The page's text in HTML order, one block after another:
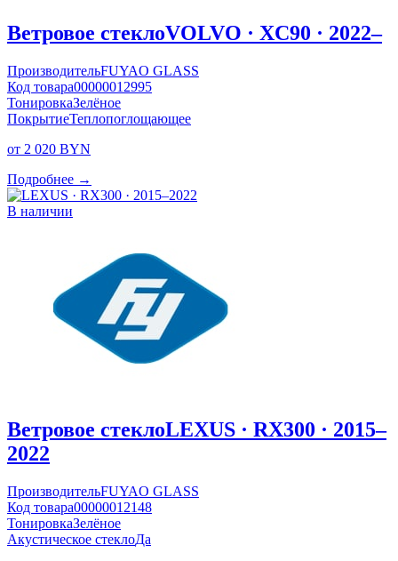
Ветровое стеклоVOLVO · XC90 · 2022–
ПроизводительFUYAO GLASS
Код товара00000012995
ТонировкаЗелёное
ПокрытиеТеплопоглощающее
от 2 020 BYN
Подробнее →
В наличии
Ветровое стеклоLEXUS · RX300 · 2015–
2022
ПроизводительFUYAO GLASS
Код товара00000012148
ТонировкаЗелёное
Акустическое стеклоДа